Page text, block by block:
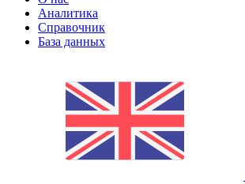
Аналитика
Справочник
База данных